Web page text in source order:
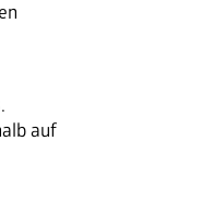
auf